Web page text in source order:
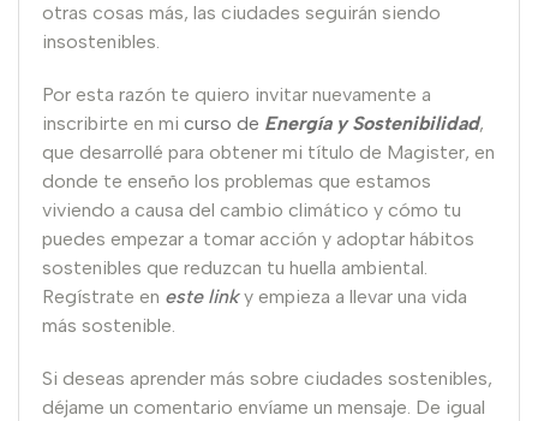
otras cosas más, las ciudades seguirán siendo
insostenibles.
Por esta razón te quiero invitar nuevamente a
inscribirte en mi curso de Energía y Sostenibilidad,
que desarrollé para obtener mi título de Magister, en
donde te enseño los problemas que estamos
viviendo a causa del cambio climático y cómo tu
puedes empezar a tomar acción y adoptar hábitos
sostenibles que reduzcan tu huella ambiental.
Regístrate en este linky empieza a llevar una vida
más sostenible.
Si deseas aprender más sobre ciudades sostenibles,
déjame un comentario envíame un mensaje. De igual